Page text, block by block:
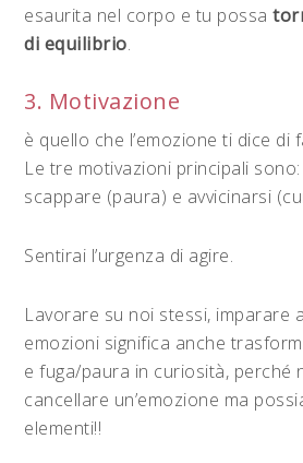
esaurita nel corpo e tu possa
di equilibrio.
3. Motivazione
è quello che l’emozione ti dice di
Le tre motivazioni principali
scappare (paura) e avvicinarsi
Sentirai l’urgenza di agire.
Lavorare su noi stessi, imparare
emozioni significa anche
e fuga/paura in curiosità, perché
cancellare un’emozione ma
elementi!!